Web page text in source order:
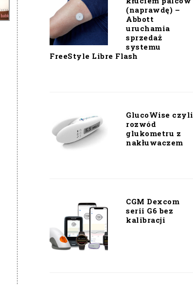
(naprawdę) –
Abbott
uruchamia
sprzedaż
systemu
FreeStyle Libre Flash
GlucoWise czyli
rozwód
glukometru z
nakłuwaczem
CGM Dexcom
serii G6 bez
kalibracji